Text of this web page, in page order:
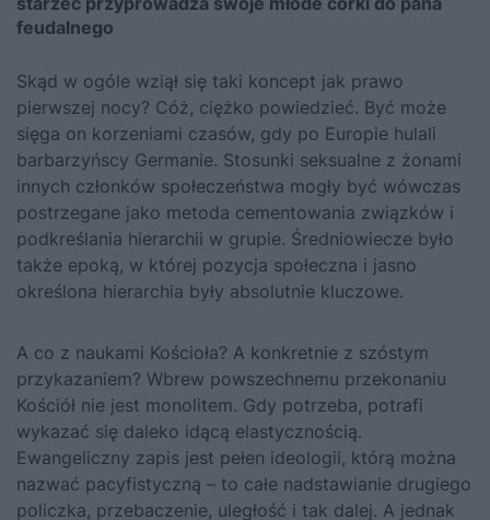
feudalnego
Skąd w ogóle wziął się taki koncept jak prawo
pierwszej nocy? Cóż, ciężko powiedzieć. Być może
sięga on korzeniami czasów, gdy po Europie hulali
barbarzyńscy Germanie. Stosunki seksualne z żonami
innych członków społeczeństwa mogły być wówczas
postrzegane jako metoda cementowania związków i
podkreślania hierarchii w grupie. Średniowiecze było
także epoką, w której pozycja społeczna i jasno
określona hierarchia były absolutnie kluczowe.
A co z naukami Kościoła? A konkretnie z szóstym
przykazaniem? Wbrew powszechnemu przekonaniu
Kościół nie jest monolitem. Gdy potrzeba, potrafi
wykazać się daleko idącą elastycznością.
Ewangeliczny zapis jest pełen ideologii, którą można
nazwać pacyfistyczną – to całe nadstawianie drugiego
policzka, przebaczenie, uległość i tak dalej. A jednak